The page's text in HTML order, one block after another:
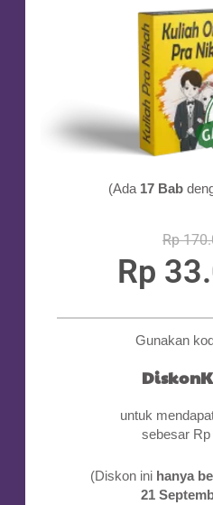
(Ada 17 Bab
Rp
Rp
Gunakan
untuk
sebesar Rp
(Diskon ini hanya
21